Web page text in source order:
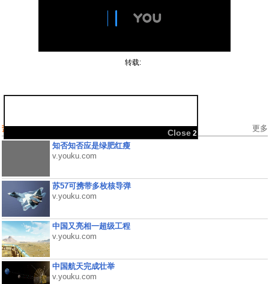
Close 1
转载:
热门视频 更多
知否知否应是绿肥红瘦
v.youku.com
苏57可携带多枚核导弹
v.youku.com
中国又亮相一超级工程
v.youku.com
中国航天完成壮举
v.youku.com